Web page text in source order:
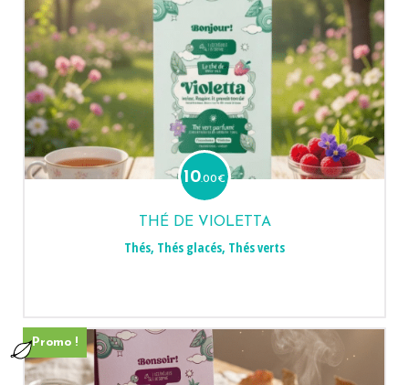
10.00€
THÉ DE VIOLETTA
Thés, Thés glacés, Thés verts
Promo !